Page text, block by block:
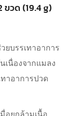
ขวด (19.4 g)
ยบรรเทาอาการ
เนื่องจากแมลง
าอาการปวด
อยกล้ามเนื้อ